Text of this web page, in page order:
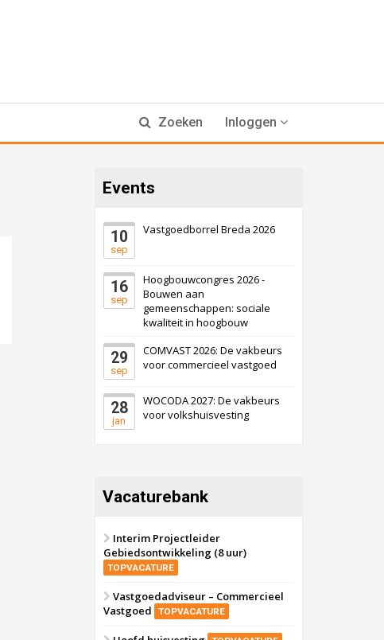
Zoeken Inloggen
Events
10
sep
Vastgoedborrel Breda 2026
16
sep
Hoogbouwcongres 2026 -
Bouwen aan
gemeenschappen: sociale
kwaliteit in hoogbouw
29
sep
COMVAST 2026: De vakbeurs
voor commercieel vastgoed
28
jan
WOCODA 2027: De vakbeurs
voor volkshuisvesting
Vacaturebank
Interim Projectleider
Gebiedsontwikkeling (8 uur)
TOPVACATURE
Vastgoedadviseur – Commercieel
Vastgoed
TOPVACATURE